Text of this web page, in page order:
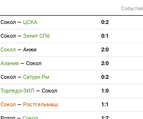
События
Сокол — ЦСКА 0:2
Сокол — Зенит СПб 0:1
Сокол — Анжи 2:0
Алания — Сокол 2:0
Сокол — Сатурн Рм 0:2
Торпедо-ЗИЛ — Сокол 1:0
Сокол — Ростсельмаш 1:1